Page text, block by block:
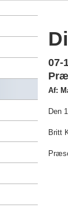
07-
Af:
Den
Britt